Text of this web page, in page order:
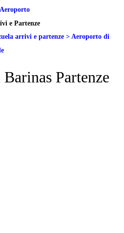
Aeroporto
e Partenze
arrivi e partenze > Aeroporto di
Partenze